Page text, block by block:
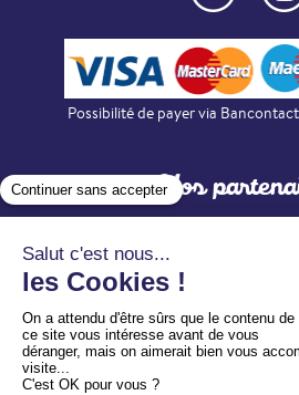
Possibilité de payer via
Nos